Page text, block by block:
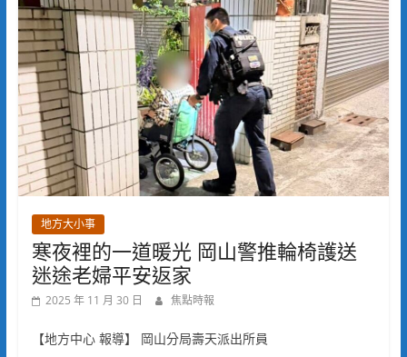
地方大小事
寒夜裡的一道暖光 岡山警推輪椅護送
迷途老婦平安返家
2025 年 11 月 30 日 焦點時報
【地方中心 報導】 岡山分局壽天派出所員